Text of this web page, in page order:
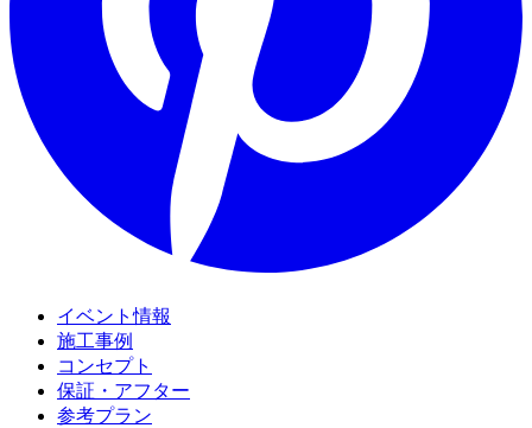
イベント情報
施工事例
コンセプト
保証・アフター
参考プラン